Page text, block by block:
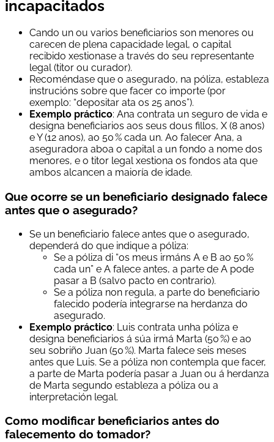
incapacitados
Cando un ou varios beneficiarios son menores ou
carecen de plena capacidade legal, o capital
recibido xestionase a través do seu representante
legal (titor ou curador).
Recoméndase que o asegurado, na póliza, estableza
instrucións sobre que facer co importe (por
exemplo: “depositar ata os 25 anos”).
Exemplo práctico: Ana contrata un seguro de vida e
designa beneficiarios aos seus dous fillos, X (8 anos)
e Y (12 anos), ao 50 % cada un. Ao falecer Ana, a
aseguradora aboa o capital a un fondo a nome dos
menores, e o titor legal xestiona os fondos ata que
ambos alcancen a maioría de idade.
Que ocorre se un beneficiario designado falece
antes que o asegurado?
Se un beneficiario falece antes que o asegurado,
dependerá do que indique a póliza:
Se a póliza di “os meus irmáns A e B ao 50 %
cada un” e A falece antes, a parte de A pode
pasar a B (salvo pacto en contrario).
Se a póliza non regula, a parte do beneficiario
falecido podería integrarse na herdanza do
asegurado.
Exemplo práctico: Luis contrata unha póliza e
designa beneficiarios á súa irmá Marta (50 %) e ao
seu sobriño Juan (50 %). Marta falece seis meses
antes que Luis. Se a póliza non contempla que facer,
a parte de Marta podería pasar a Juan ou á herdanza
de Marta segundo estableza a póliza ou a
interpretación legal.
Como modificar beneficiarios antes do
falecemento do tomador?